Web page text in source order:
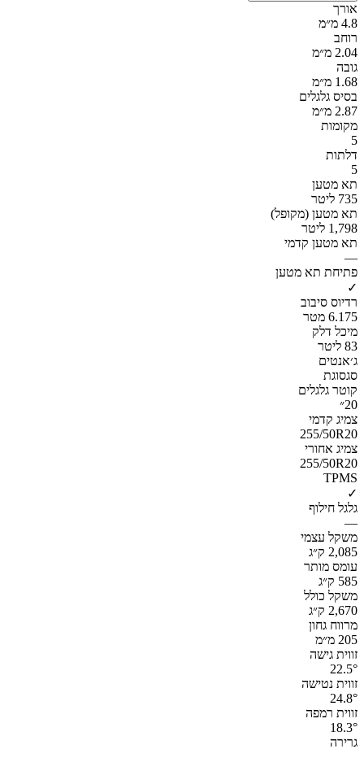
אורך
4.8 מ״מ
רוחב
2.04 מ״מ
גובה
1.68 מ״מ
בסיס גלגלים
2.87 מ״מ
מקומות
5
דלתות
5
תא מטען
735 ליטר
תא מטען (מקופל)
1,798 ליטר
תא מטען קדמי
—
פתיחת תא מטען
✓
רדיוס סיבוב
6.175 מטר
מיכל דלק
83 ליטר
ג׳אנטים
סגסוגת
קוטר גלגלים
20״
צמיג קדמי
255/50R20
צמיג אחורי
255/50R20
TPMS
✓
גלגל חילוף
—
משקל עצמי
2,085 ק״ג
עומס מותר
585 ק״ג
משקל כולל
2,670 ק״ג
מרווח גחון
205 מ״מ
זווית גישה
22.5°
זווית נטישה
24.8°
זווית רמפה
18.3°
גרירה